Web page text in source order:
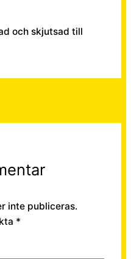
och skjutsad till
inte publiceras.
*